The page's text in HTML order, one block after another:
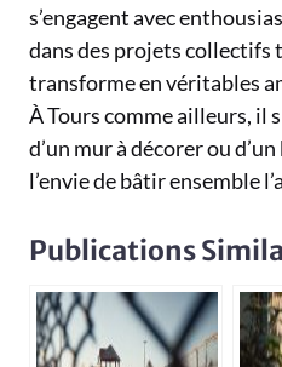
s’engagent avec
dans des projets collectifs
transforme en véritables
À Tours comme ailleurs, il
d’un mur à décorer ou
l’envie de bâtir ensemble
Publications